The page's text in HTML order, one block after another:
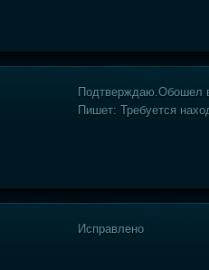
Подтверждаю.Обошел
Пишет: Требуется
Исправлено